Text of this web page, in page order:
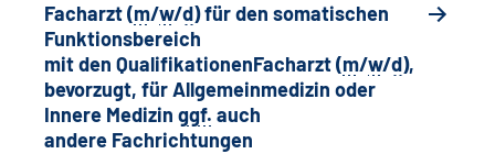
Facharzt (m/w/d) für den somatischen
Funktionsbereich
mit den QualifikationenFacharzt (m/w/d),
bevorzugt, für Allgemeinmedizin oder
Innere Medizin ggf. auch
andere Fachrichtungen